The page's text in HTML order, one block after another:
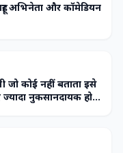
अभिनेता और कॉमेडियन
जो कोई नहीं बताता इसे
नुकसानदायक हो